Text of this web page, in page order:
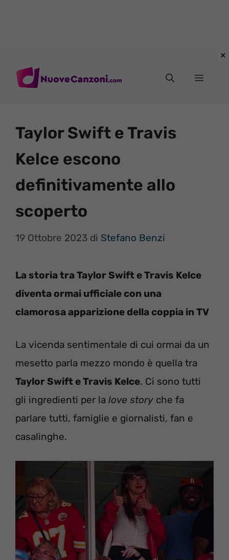
Menu
Taylor Swift e Travis
Kelce escono
definitivamente allo
scoperto
19 Ottobre 2023 di Stefano Benzi
La storia tra Taylor Swift e Travis Kelce
diventa ormai ufficiale con una
clamorosa apparizione della coppia in TV
La vicenda sentimentale di cui ormai da un
mesetto parla mezzo mondo è quella tra
Taylor Swift e Travis Kelce. Ci sono tutti
gli ingredienti per la love story che fa
parlare tutti, famiglie e giornalisti, fan e
casalinghe.